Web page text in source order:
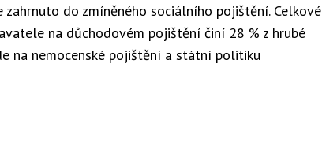
do zmíněného sociálního pojištění. Celkové
na důchodovém pojištění činí 28 % z hrubé
na nemocenské pojištění a státní politiku